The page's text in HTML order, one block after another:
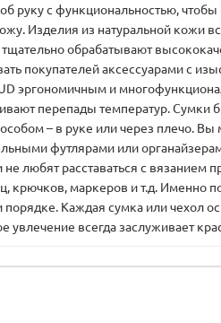
руку с функциональностью,
Изделия из натуральной кожи
обрабатывают
покупателей аксессуарами с
эргономичным и
перепады температур. Сумки
– в руке или через плечо.
футлярами или
любят расставаться с
маркеров и т.д. Именно
порядке. Каждая сумка или
всегда заслуживает